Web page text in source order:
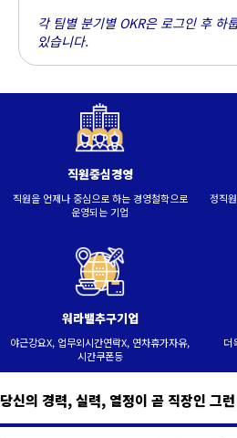
각 팀별 분기별 OKR은 로그인 후 하
있습니다.
직원중심경영
직원을 언제나 중심으로 하는 경영철학으로
운영되는 기업
정직
워라밸추구기업
야근강요X, 업무외시간연락X, 연차휴가자유,
시간쿠폰등
더
당신의 경력, 실력, 열정이 곧 직장인 그